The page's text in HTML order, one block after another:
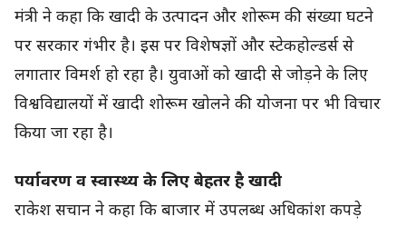
मंत्री ने कहा कि खादी के उत्पादन और शोरूम की संख्या घटने
पर सरकार गंभीर है। इस पर विशेषज्ञों और स्टेकहोल्डर्स से
लगातार विमर्श हो रहा है। युवाओं को खादी से जोड़ने के लिए
विश्वविद्यालयों में खादी शोरूम खोलने की योजना पर भी विचार
किया जा रहा है।
पर्यावरण व स्वास्थ्य के लिए बेहतर है खादी
राकेश सचान ने कहा कि बाजार में उपलब्ध अधिकांश कपड़े